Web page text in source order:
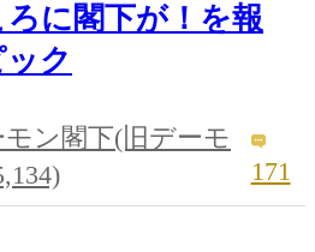
に閣下が！を報
ク
ン閣下(旧デーモ
171